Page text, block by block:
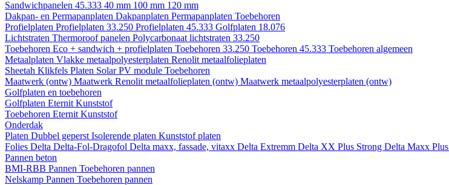
Sandwichpanelen 45.333 40 mm 100 mm 120 mm
Dakpan- en Permapanplaten Dakpanplaten Permapanplaten Toebehoren
Profielplaten Profielplaten 33.250 Profielplaten 45.333 Golfplaten 18.076
Lichtstraten Thermoroof panelen Polycarbonaat lichtstraten 33.250
Toebehoren Eco + sandwich + profielplaten Toebehoren 33.250 Toebehoren 45.333 Toebehoren algemeen
Metaalplaten Vlakke metaalpolyesterplaten Renolit metaalfolieplaten
Sheetah Klikfels Platen Solar PV module Toebehoren
Maatwerk (ontw) Maatwerk Renolit metaalfolieplaten (ontw) Maatwerk metaalpolyesterplaten (ontw)
Golfplaten en toebehoren
Golfplaten Eternit Kunststof
Toebehoren Eternit Kunststof
Onderdak
Platen Dubbel geperst Isolerende platen Kunststof platen
Folies Delta Delta-Fol-Dragofol Delta maxx, fassade, vitaxx Delta Extremm Delta XX Plus Strong Delta Maxx Plus
Pannen beton
BMI-RBB Pannen Toebehoren pannen
Nelskamp Pannen Toebehoren pannen